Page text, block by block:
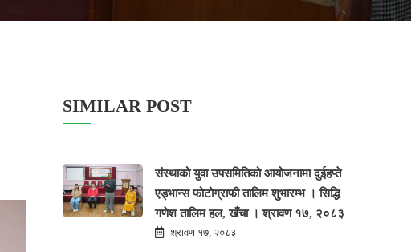
SIMILAR POST
संस्थाको युवा उपसमितिको आयोजनामा दुईहप्ते
एड्भान्स फोटोग्राफी तालिम शुभारम्भ । सिद्धि
गणेश तालिम हल, खँचा । श्रावण १७, २०८३
श्रावण १७, २०८३